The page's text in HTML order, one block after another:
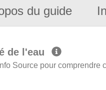
du guide
de l'eau
Source pour comprendre